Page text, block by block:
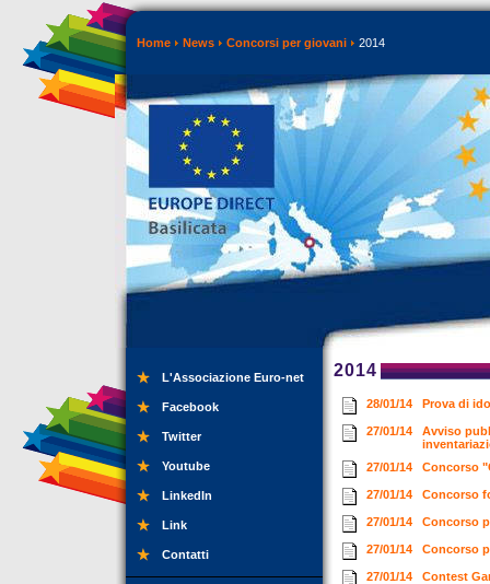
Home News Concorsi per giovani 2014
L'Associazione Euro-net
Facebook
Twitter
Youtube
LinkedIn
Link
Contatti
2014
28/01/14 Prova di
27/01/14
Avviso
27/01/14
Concorso
27/01/14 Concorso
27/01/14 Concorso
27/01/14 Concorso
27/01/14 Contest